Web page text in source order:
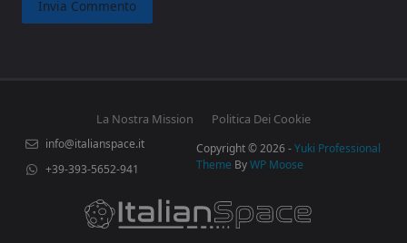
La Nostra Mission Politica Dei Cookie
info@italianspace.it
+39-393-5652-941
Copyright © 2026 -Yuki Professional
Theme ByWP Moose